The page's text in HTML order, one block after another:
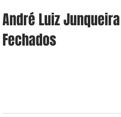
André Luiz
Fechados